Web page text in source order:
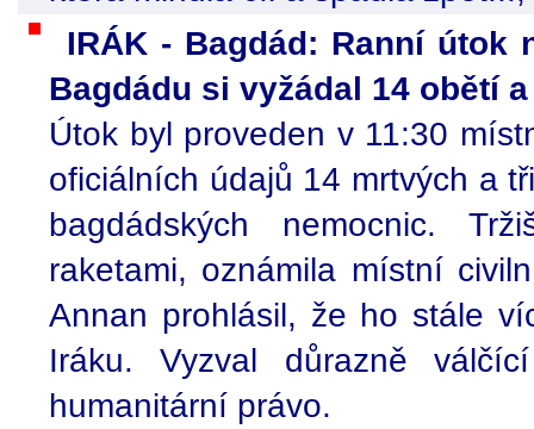
IRÁK - Bagdád: Ranní útok
Bagdádu si vyžádal 14 obětí
Útok byl proveden v 11:30
oficiálních údajů 14 mrtvých a
bagdádských nemocnic.
raketami, oznámila místní
Annan prohlásil, že ho stále
Iráku. Vyzval důrazně
humanitární právo.